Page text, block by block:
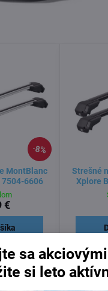
8%
MontBlanc
6606
€
Strešné
Xplore
poradiť?
sa
si leto